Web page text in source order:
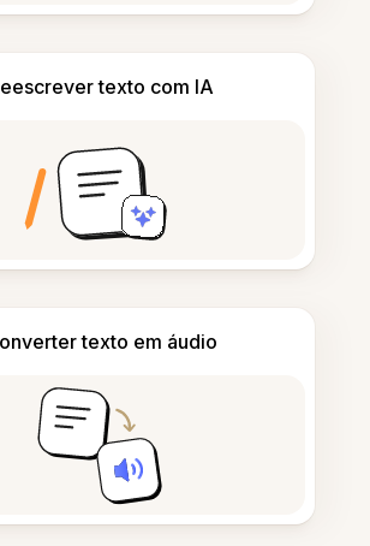
texto com IA
texto em áudio